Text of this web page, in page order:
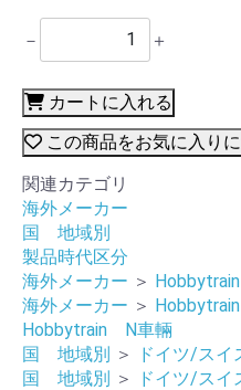
－ ＋
カートに入れる
この商品をお気に入り
関連カテゴリ
海外メーカー
国 地域別
製品時代区分
海外メーカー ＞
海外メーカー ＞
Hobbytrain N車輛
国 地域別 ＞
ドイツ/スイ
国 地域別 ＞ ドイツ/スイ